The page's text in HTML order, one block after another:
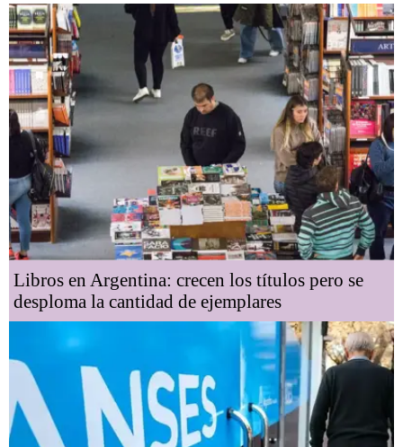
Libros en Argentina: crecen los títulos pero se
desploma la cantidad de ejemplares